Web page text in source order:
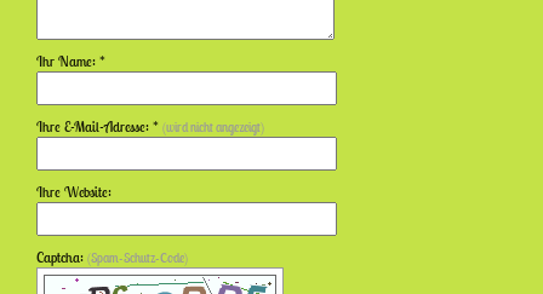
Ihr Name: *
Ihre E-Mail-Adresse: * (wird nicht angezeigt)
Ihre Website:
Captcha: (Spam-Schutz-Code)